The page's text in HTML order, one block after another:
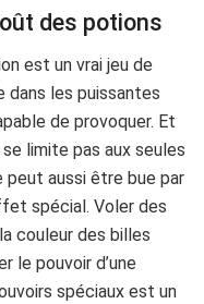
des potions
est un vrai jeu de
les puissantes
de provoquer. Et
limite pas aux seules
aussi être bue par
spécial. Voler des
couleur des billes
le pouvoir d’une
spéciaux est un